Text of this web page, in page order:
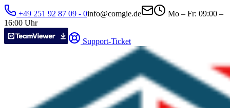
+49 251 92 87 09 - 0ed.eigmoc@ofni
Mo – Fr: 09:00 –
16:00 Uhr
Support-Ticket